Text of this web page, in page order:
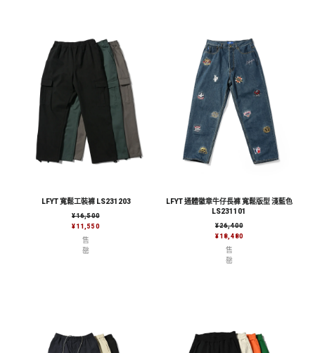
LFYT 寬鬆工裝褲 LS231203
售價
¥16,500
¥11,550
售
罄
LFYT 通體徽章牛仔長褲 寬鬆版型 淺藍色
LS231101
售價
¥26,400
¥18,480
售
罄